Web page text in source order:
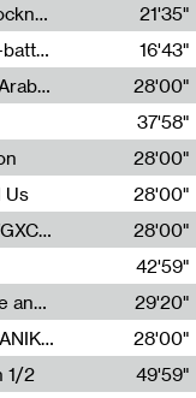
Light turbulences #3 : Le Châ (Lutèce Lockness)
21'35"
Light turbulences #1 : ON TIME (live voix-batterie) avec Jérôme Game & Jean-Michel Espitallier
16'43"
Radia Show #1094 Chronicles from the Arab Cold War by Ghazi Barakat
28'00"
37'58"
28'00"
Us
28'00"
Radia Show #1090 : Radia Wave Farm WGXC Corey De Juan Sherrard Jr Startalk
28'00"
42'59"
Regilote / Live avec les étudiant·es de 3e année de l'EMA
Nima Henryon,Athéna Noël,Amir Genillon,Ibourayane Ahmadi,Manelle Cherrih,Honorine Gibello,John Weeber,Manon Joseph
29'20"
Radia Show #1089 : MOUVEMENT De PANIK (Radio Panik)
28'00"
1/2
49'59"